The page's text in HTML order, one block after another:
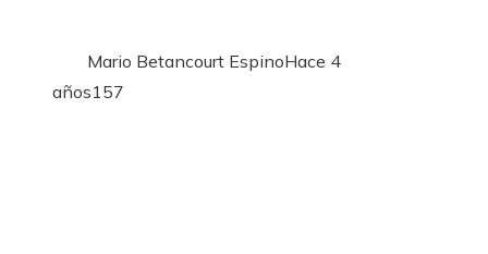
Mario Betancourt EspinoHace 4
años157